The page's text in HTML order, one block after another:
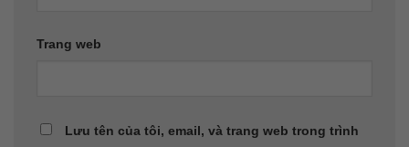
Trang web
Lưu tên của tôi, email, và trang web trong trình